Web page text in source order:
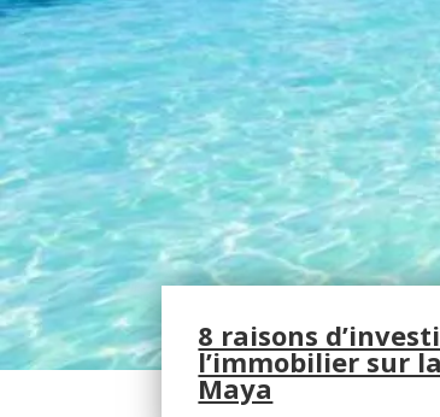
8 raisons
l’immobilier sur
Maya